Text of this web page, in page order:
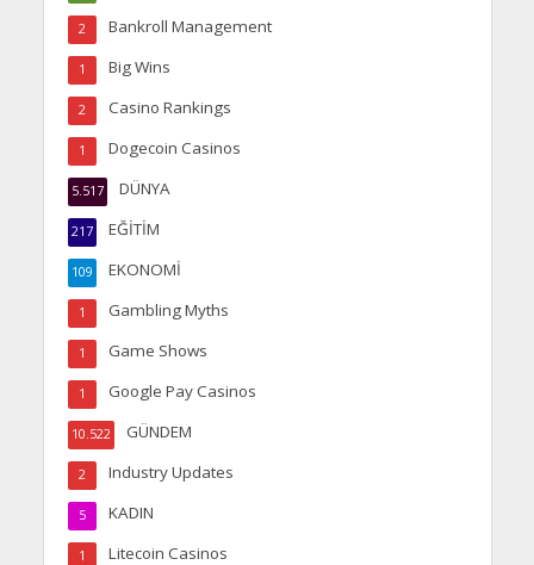
Bankroll Management
2
Big Wins
1
Casino Rankings
2
Dogecoin Casinos
1
DÜNYA
5.517
EĞİTİM
217
EKONOMİ
109
Gambling Myths
1
Game Shows
1
Google Pay Casinos
1
GÜNDEM
10.522
Industry Updates
2
KADIN
5
Litecoin Casinos
1